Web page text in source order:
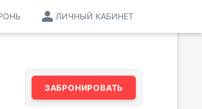
ЛИЧНЫЙ КАБИНЕТ
ЗАБРОНИРОВАТЬ